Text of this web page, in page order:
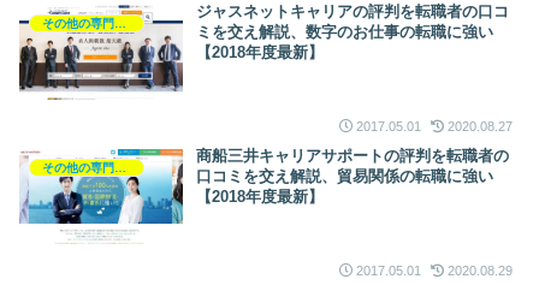
ジャスネットキャリアの評判を転職者の口コ
ミを交え解説、数字のお仕事の転職に強い
【2018年度最新】
2017.05.01 2020.08.27
商船三井キャリアサポートの評判を転職者の
口コミを交え解説、貿易関係の転職に強い
【2018年度最新】
2017.05.01 2020.08.29